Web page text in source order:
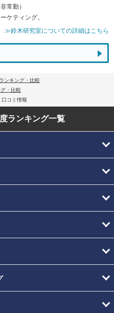
常勤）
ケティング。
≫鈴木研究室についての詳細はこちら
ンキング・比較
・比較
コミ情報
ランキング一覧